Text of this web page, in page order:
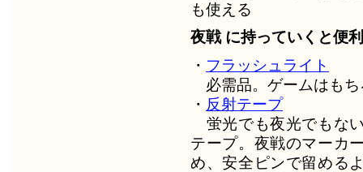
も使える
夜戦 に持っていくと便
・ フラッシュライト
必需品。ゲームはもち
・ 反射テープ
蛍光でも夜光でもな
テープ。夜戦のマーカ
め、安全ピンで留める